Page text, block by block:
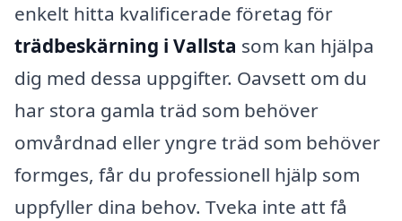
enkelt hitta kvalificerade företag för
trädbeskärning i Vallsta som kan hjälpa
dig med dessa uppgifter. Oavsett om du
har stora gamla träd som behöver
omvårdnad eller yngre träd som behöver
formges, får du professionell hjälp som
uppfyller dina behov. Tveka inte att få